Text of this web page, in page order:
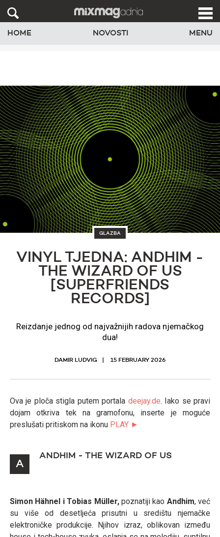
HOME NOVOSTI MENU
GLAZBA
VINYL TJEDNA: ANDHIM -
THE WIZARD OF US
[SUPERFRIENDS
RECORDS]
Reizdanje jednog od najvažnijih radova njemačkog
dua!
DAMIR LUDVIG 15 FEBRUARY 2026
Ova je ploča stigla putem portala deejay.de. Iako se pravi
dojam otkriva tek na gramofonu, inserte je moguće
preslušati pritiskom na ikonu PLAY ►
A
ANDHIM - THE WIZARD OF US
Simon Hähnel i Tobias Müller,poznatiji kao Andhim, već
su više od desetljeća prisutni u središtu njemačke
elektroničke produkcije. Njihov izraz, oblikovan između